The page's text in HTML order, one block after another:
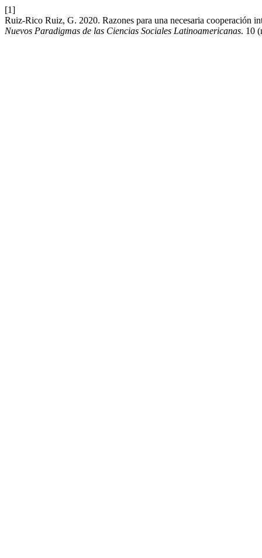
[1]
Ruiz-Rico Ruiz, G. 2020. Razones para una necesaria cooperación
Nuevos Paradigmas de las Ciencias Sociales Latinoamericanas. 10